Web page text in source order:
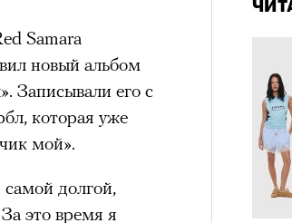
Samara
новый альбом
Записывали его с
которая уже
мой».
самой долгой,
это время я